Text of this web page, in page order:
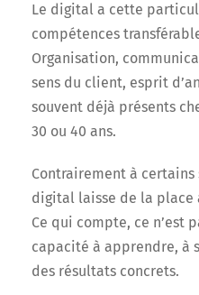
Le digital a cette
compétences
Organisation,
sens du client, esprit
souvent déjà présents
30 ou 40 ans.
Contrairement à
digital laisse de la place
Ce qui compte, ce n’est
capacité à apprendre, à
des résultats concrets.